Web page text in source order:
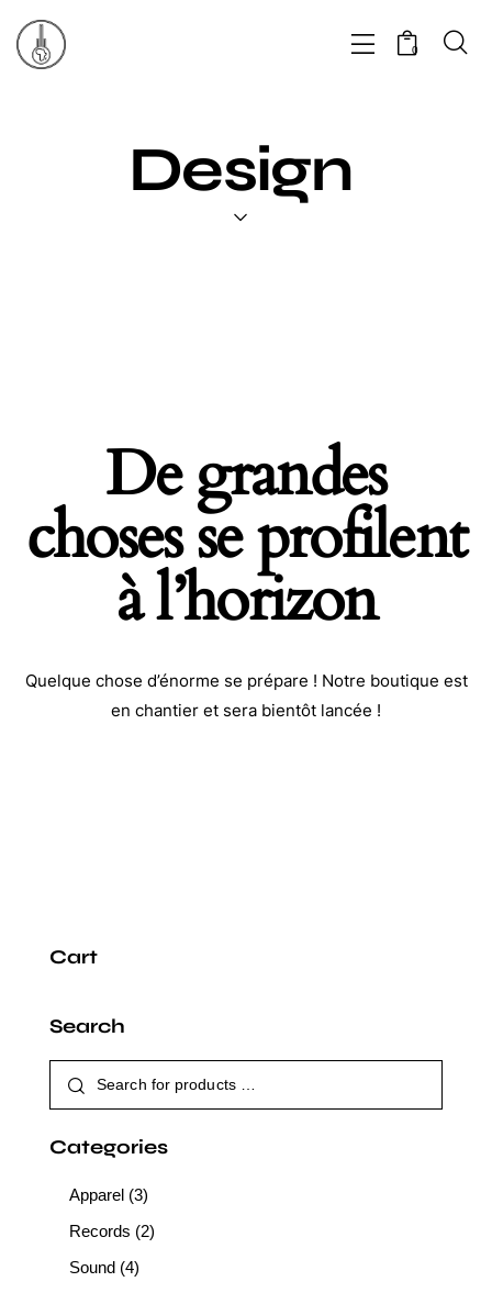
0
Design
De grandes
choses se profilent
à l’horizon
Quelque chose d’énorme se prépare ! Notre boutique est
en chantier et sera bientôt lancée !
Cart
Search
Categories
Apparel (3)
Records (2)
Sound (4)